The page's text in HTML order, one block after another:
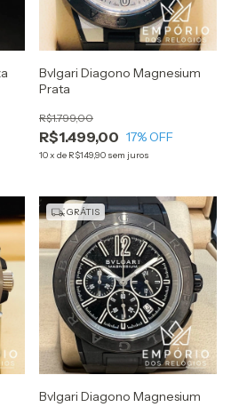
Bvlgari Diagono Magnesium
Prata
R$1.499,00
R$1.799,00
17% OFF
10x de R$149,90 sem juros
GRÁTIS
Bvlgari Diagono Magnesium